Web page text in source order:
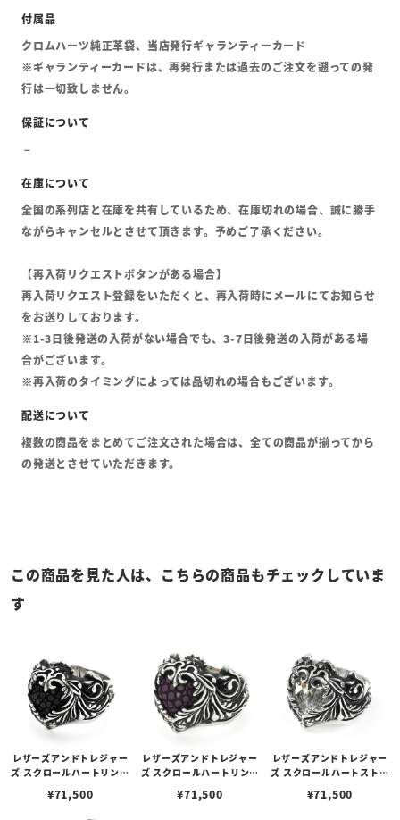
クロムハーツ純正革袋、当店発行ギャランティーカード
※ギャランティーカードは、再発行または過去のご注文を遡っての発
行は一切致しません。
全国の系列店と在庫を共有しているため、在庫切れの場合、誠に勝手
ながらキャンセルとさせて頂きます。予めご了承ください。
【再入荷リクエストボタンがある場合】
再入荷リクエスト登録をいただくと、再入荷時にメールにてお知らせ
をお送りしております。
※1-3日後発送の入荷がない場合でも、3-7日後発送の入荷がある場
合がございます。
※再入荷のタイミングによっては品切れの場合もございます。
複数の商品をまとめてご注文された場合は、全ての商品が揃ってから
の発送とさせていただきます。
この商品を見た人は、こちらの商品もチェックしていま
す
レザーズアンドトレジャー
ズ スクロールハートリング
レイ（ブラック）
¥71,500
レザーズアンドトレジャー
ズ スクロールハートリング
レイ（パープル）
¥71,500
レザーズアンドトレジャー
ズ スクロールハートストー
¥71,500